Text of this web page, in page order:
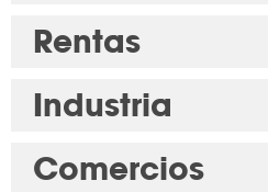
Rentas
Industria
Comercios